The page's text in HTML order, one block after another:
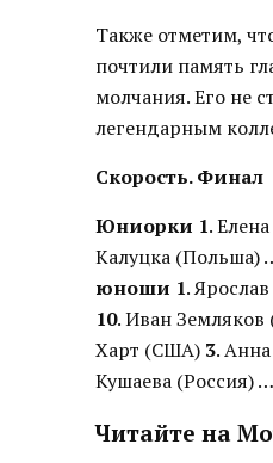
Также отметим,
почтили память
молчания. Его не
легендарным
Скорость. Финал
Юниорки 1.
Калуцка (Польша)
юноши 1.
10. Иван Земляков
Харт (США) 3.
Кушаева (Россия) …
Читайте на